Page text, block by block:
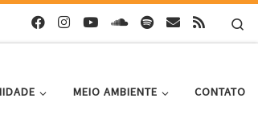
MEIO AMBIENTE CONTATO